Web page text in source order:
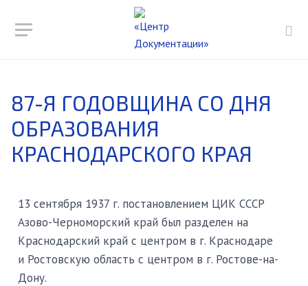
87-Я ГОДОВЩИНА СО ДНЯ
ОБРАЗОВАНИЯ
КРАСНОДАРСКОГО КРАЯ
13 сентября 1937 г. постановлением ЦИК СССР
Азово-Черноморский край был разделен на
Краснодарский край с центром в г. Краснодаре
и Ростовскую область с центром в г. Ростове-на-
Дону.